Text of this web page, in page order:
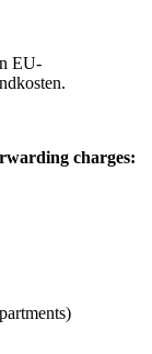
EU-
charges: